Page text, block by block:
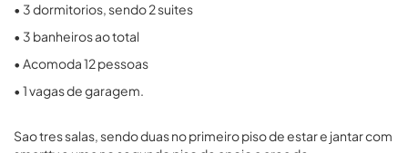
• 3 dormitorios, sendo 2 suites
• 3 banheiros ao total
• Acomoda 12 pessoas
• 1 vagas de garagem.
Sao tres salas, sendo duas no primeiro piso de estar e jantar com